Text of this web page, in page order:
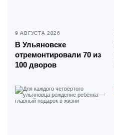
9 АВГУСТА 2026
В Ульяновске
отремонтировали 70 из
100 дворов